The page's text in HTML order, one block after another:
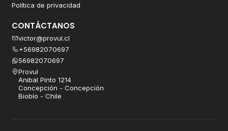
Política de privacidad
CONTÁCTANOS
victor@provul.cl
+56982070697
56982070697
Provul
Anibal Pinto 1214
Concepción - Concepción
Biobío - Chile